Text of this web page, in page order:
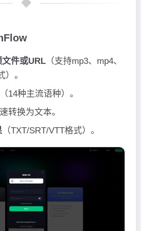
件或URL （支持mp3、mp4、
）。
（14种主流语种）。
转换为文本。
（TXT/SRT/VTT格式）。